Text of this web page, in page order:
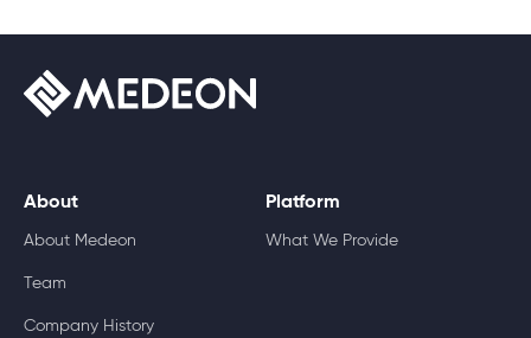
About
About Medeon
Team
Company History
Platform
What We Provide